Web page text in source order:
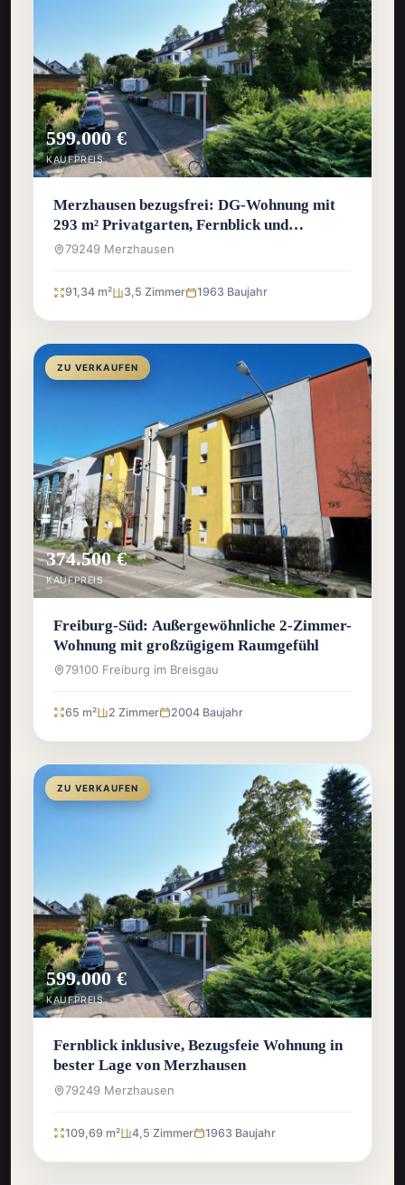
599.000 €
KAUFPREIS
Merzhausen bezugsfrei: DG-Wohnung mit
293 m² Privatgarten, Fernblick und
Ausbaureserve
79249 Merzhausen
91,34 m² 3,5 Zimmer 1963 Baujahr
ZU VERKAUFEN
374.500 €
KAUFPREIS
Freiburg-Süd: Außergewöhnliche 2-Zimmer-
Wohnung mit großzügigem Raumgefühl
79100 Freiburg im Breisgau
65 m² 2 Zimmer 2004 Baujahr
ZU VERKAUFEN
599.000 €
KAUFPREIS
Fernblick inklusive, Bezugsfeie Wohnung in
bester Lage von Merzhausen
79249 Merzhausen
109,69 m² 4,5 Zimmer 1963 Baujahr